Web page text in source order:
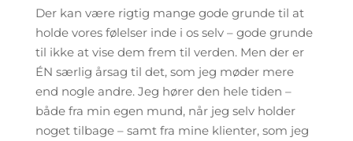
Der kan være rigtig mange gode grunde til at
holde vores følelser inde i os selv – gode grunde
til ikke at vise dem frem til verden. Men der er
ÉN særlig årsag til det, som jeg møder mere
end nogle andre. Jeg hører den hele tiden –
både fra min egen mund, når jeg selv holder
noget tilbage – samt fra mine klienter, som jeg